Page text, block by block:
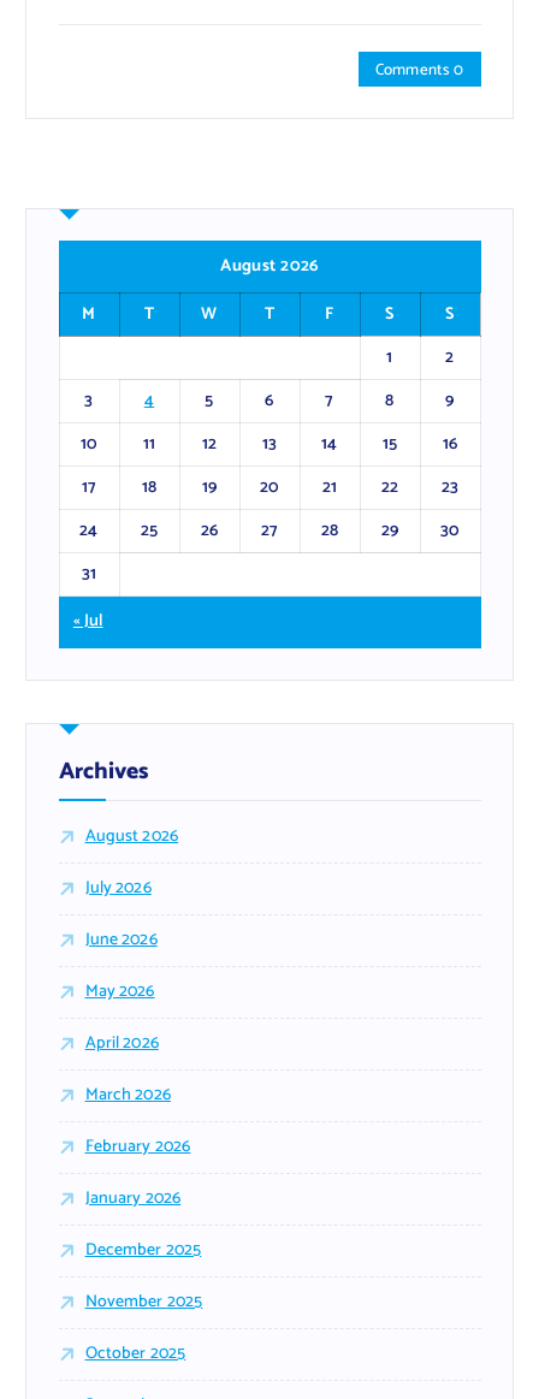
Comments 0
August 2026
M
T W T F S
S
1
2
3
4 5 6 7 8
9
10
11 12 13 14 15
16
17
18 19 20 21 22
23
24
25 26 27 28 29
30
31
« Jul
Archives
August 2026
July 2026
June 2026
May 2026
April 2026
March 2026
February 2026
January 2026
December 2025
November 2025
October 2025